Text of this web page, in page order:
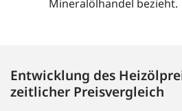
Mineralölhandel bezieht.
Entwicklung des
zeitlicher Preisvergleich